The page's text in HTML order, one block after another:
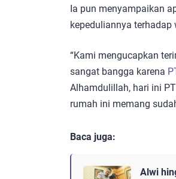
Ia pun menyampaikan
kepeduliannya terhadap
“Kami mengucapkan
sangat bangga karena
Alhamdulillah, hari ini
rumah ini memang
Baca juga:
Alwi